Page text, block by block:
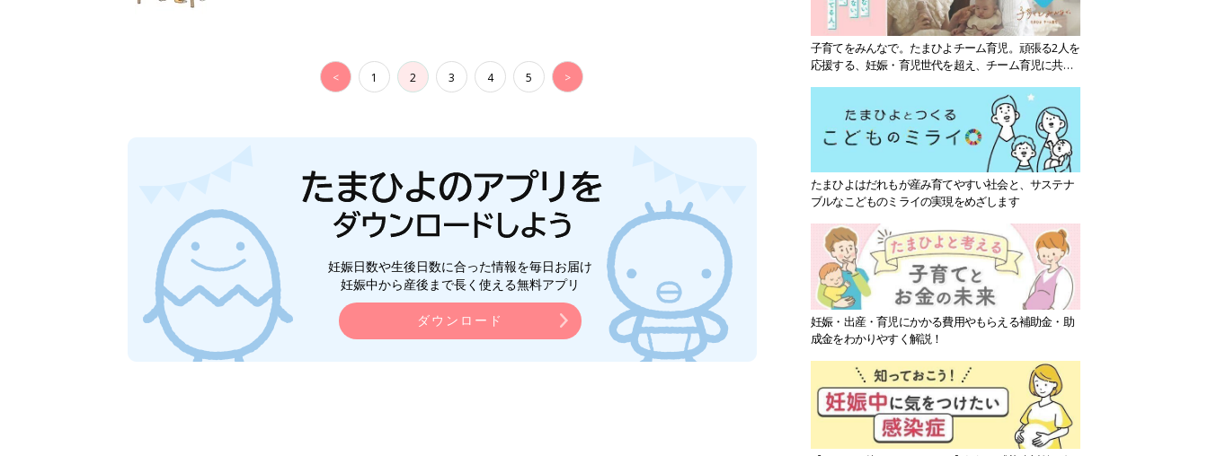
< 1 2 3 4 5 >
妊娠日数や生後日数に合った情報を毎日お届け
妊娠中から産後まで長く使える無料アプリ
ダウンロード
子育てをみんなで。たまひよチーム育児。頑張る2人を
応援する、妊娠・育児世代を超え、チーム育児に共感
たまひよはだれもが産み育てやすい社会と、サステナ
ブルなこどものミライの実現をめざします
妊娠・出産・育児にかかる費用やもらえる補助金・助
成金をわかりやすく解説！